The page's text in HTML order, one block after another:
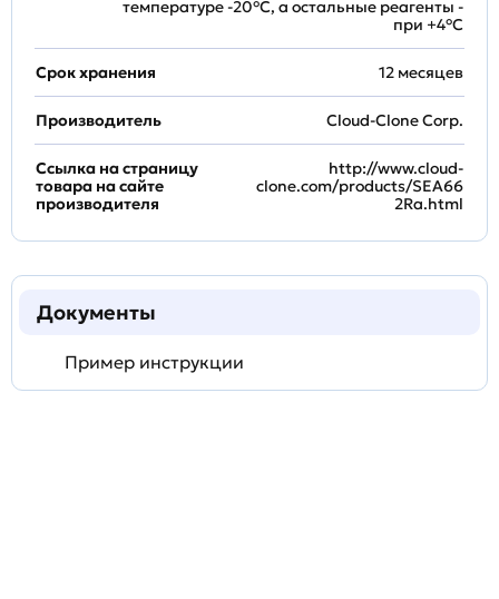
температуре -20°C, а остальные реагенты -
при +4°С
Срок хранения 12 месяцев
Производитель Cloud-Clone Corp.
Ссылка на страницу
товара на сайте
производителя
http://www.cloud-
clone.com/products/SEA66
2Ra.html
Документы
Пример инструкции